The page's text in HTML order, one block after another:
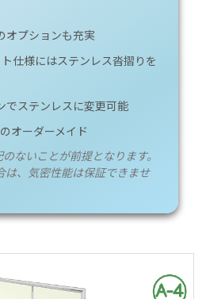
オプションも充実
仕様にはステンレス沓摺りを
でステンレスに変更可能
オーダーメイド
ないことが前提となります。
は、気密性能は保証できませ